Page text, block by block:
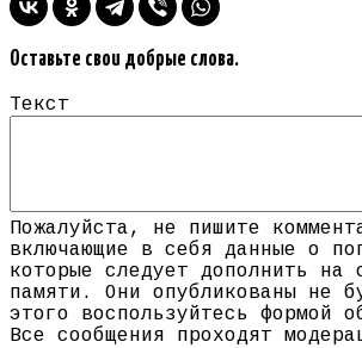
Оставьте свои добрые слова.
Текст
Пожалуйста, не пишите
включающие в себя данные о
которые следует дополнить на
памяти. Они опубликованы не
этого воспользуйтесь формой
Все сообщения проходят